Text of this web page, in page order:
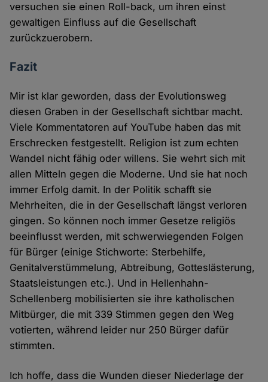
versuchen sie einen Roll-back, um ihren einst
gewaltigen Einfluss auf die Gesellschaft
zurückzuerobern.
Fazit
Mir ist klar geworden, dass der Evolutionsweg
diesen Graben in der Gesellschaft sichtbar macht.
Viele Kommentatoren auf YouTube haben das mit
Erschrecken festgestellt. Religion ist zum echten
Wandel nicht fähig oder willens. Sie wehrt sich mit
allen Mitteln gegen die Moderne. Und sie hat noch
immer Erfolg damit. In der Politik schafft sie
Mehrheiten, die in der Gesellschaft längst verloren
gingen. So können noch immer Gesetze religiös
beeinflusst werden, mit schwerwiegenden Folgen
für Bürger (einige Stichworte: Sterbehilfe,
Genitalverstümmelung, Abtreibung, Gotteslästerung,
Staatsleistungen etc.). Und in Hellenhahn-
Schellenberg mobilisierten sie ihre katholischen
Mitbürger, die mit 339 Stimmen gegen den Weg
votierten, während leider nur 250 Bürger dafür
stimmten.
Ich hoffe, dass die Wunden dieser Niederlage der